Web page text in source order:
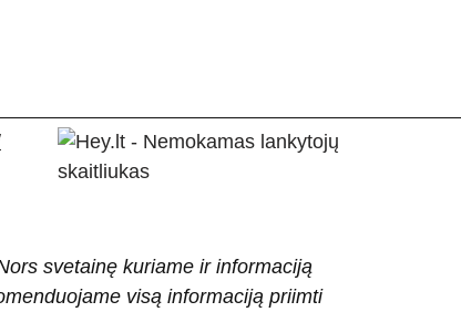
svetainę kuriame ir informaciją
visą informaciją priimti